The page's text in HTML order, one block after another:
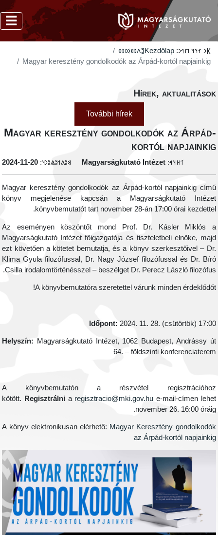
𐲞𐳙 𐳐𐳦𐳦 𐳮𐳀𐳙:
Kezdőlap
‮𐲉𐳤𐳉𐳘𐳋𐳚𐳉𐳓
Magyar keresztény gondolkodók az Árpád-kortól napjainkig
Hírek,
További hírek
Magyar keresztény gondolkodók az
kortól
𐳑𐳢𐳦𐳀:
Magyarságkutató Intézet
𐳘𐳉𐳍𐳒𐳉𐳖𐳉𐳙𐳦:
‭2024-11-20
Magyar keresztény gondolkodók az Árpád-kortól napjainkig
könyv megjelenése kapcsán a Magyarságkutató
könyvbemutatót tart november 28-án 17:00 órai
Az eseményen köszöntőt mond Prof. Dr. Kásler Miklós
Magyarságkutató Intézet főigazgatója és tiszteletbeli elnöke,
ezt követően a kötetet bemutatja, és a könyv szerkesztőivel –
Klima Gyula filozófussal, Dr. Nagy József filozófussal és Dr.
Csilla irodalomtörténésszel – beszélget Dr. Perecz László
A könyvbemutatóra szeretettel várunk minden
Időpont:2024. 11. 28. (csütörtök)
Helyszín:
Magyarságkutató Intézet, 1062 Budapest, Andrássy
64. – földszinti
A könyvbemutatón a részvétel
kötött.Regisztrálniaregisztracio@mki.gov.hue-mail-címen
november 26. 16:00
A könyv elektronikusan elérhető:Magyar Keresztény
az Árpád-kortól